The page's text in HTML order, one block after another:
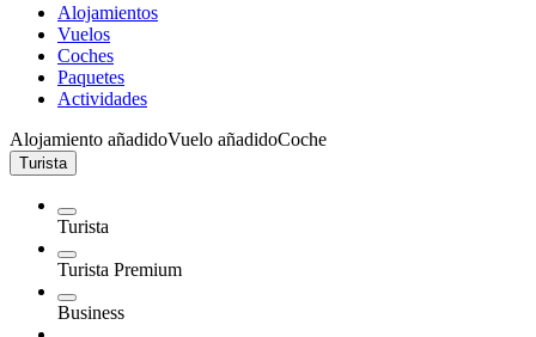
Alojamientos
Vuelos
Coches
Paquetes
Actividades
Alojamiento añadidoVuelo añadidoCoche
Turista
Turista
Turista Premium
Business